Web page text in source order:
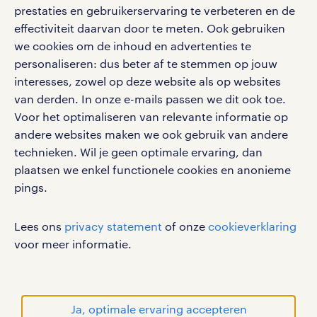
prestaties en gebruikerservaring te verbeteren en de
effectiviteit daarvan door te meten. Ook gebruiken
we cookies om de inhoud en advertenties te
personaliseren: dus beter af te stemmen op jouw
interesses, zowel op deze website als op websites
van derden. In onze e-mails passen we dit ook toe.
Voor het optimaliseren van relevante informatie op
andere websites maken we ook gebruik van andere
technieken. Wil je geen optimale ervaring, dan
plaatsen we enkel functionele cookies en anonieme
pings.
Lees ons privacy statement of onze cookieverklaring
voor meer informatie.
Ja, optimale ervaring accepteren
vacatures, solliciteren en inspiratie.
werken bij randstad
gebruikersvoorwaarden
privacystatement
cookies
disclaimer
sitemap
RANDSTAD, HUMAN FORWARD en SHAPING THE
WORLD OF WORK zijn geregistreerde